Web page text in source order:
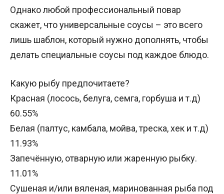
Однако любой профессиональный повар
скажет, что универсальные соусы – это всего
лишь шаблон, который нужно дополнять, чтобы
делать специальные соусы под каждое блюдо.
Какую рыбу предпочитаете?
Красная (лосось, белуга, семга, горбуша и т.д)
60.55%
Белая (палтус, камбала, мойва, треска, хек и т.д)
11.93%
Запечённую, отварную или жаренную рыбку.
11.01%
Сушеная и/или вяленая, маринованная рыба под